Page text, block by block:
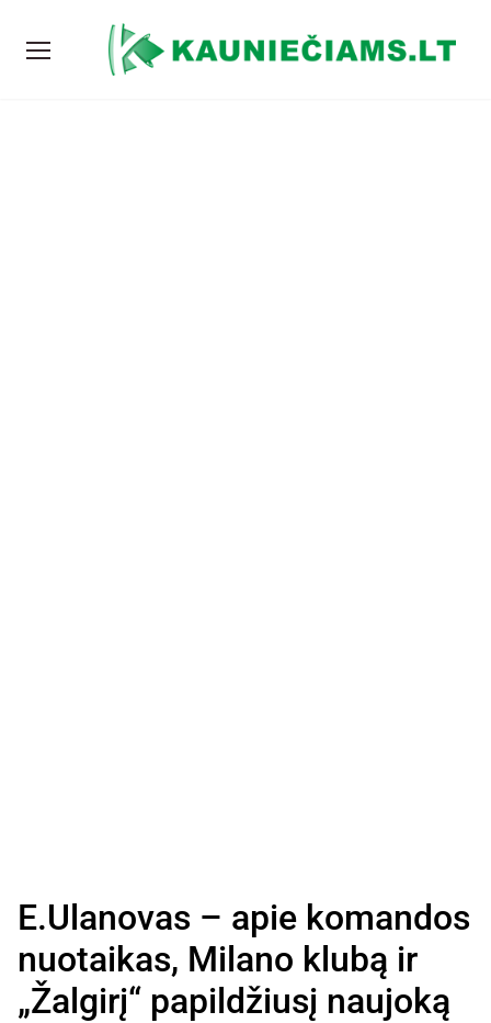
E.Ulanovas – apie komandos
nuotaikas, Milano klubą ir
„Žalgirį“ papildžiusį naujoką